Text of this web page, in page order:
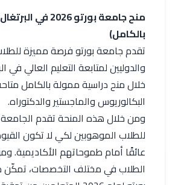
بالكامل)
البكالوريوس والماجستير والدكتوراه.